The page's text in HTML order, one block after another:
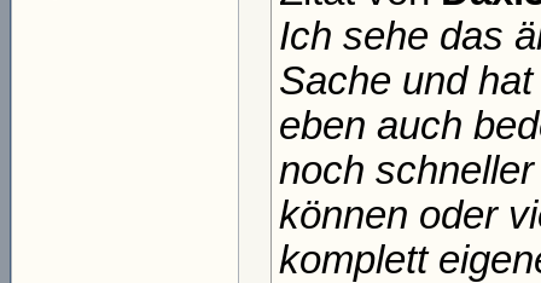
Ich sehe das
Sache und
eben auch
noch
können oder
komplett